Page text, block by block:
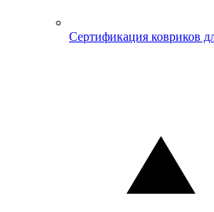
Сертификация ковриков